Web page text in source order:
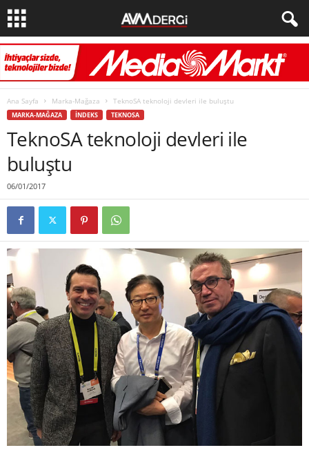
Ana Sayfa Marka-Mağaza TeknoSA teknoloji devleri ile buluştu
MARKA-MAĞAZA İNDEKS TEKNOSA
TeknoSA teknoloji devleri ile
buluştu
06/01/2017